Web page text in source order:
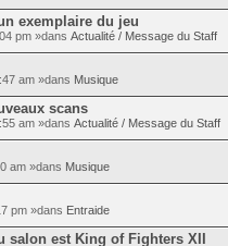
exemplaire du jeu
pm »dans Actualité / Message du Staff
am »dans Musique
scans
am »dans Actualité / Message du Staff
am »dans Musique
pm »dans Entraide
salon est King of Fighters XII